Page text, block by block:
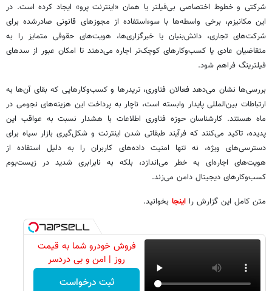
شرکتی و خطوط اختصاصی بی‌فیلتر یا همان «اینترنت پرو» ایجاد کرده است. در
این مکانیزم، برخی واسطه‌ها با سوءاستفاده از مجوزهای قانونی صادرشده برای
شرکت‌های تجاری، دانش‌بنیان یا خبرگزاری‌ها، هویت‌های حقوقی متمایز را به
متقاضیان عادی یا کسب‌وکارهای کوچک‌تر اجاره می‌دهند تا امکان عبور از سدهای
فیلترینگ فراهم شود.
بررسی‌ها نشان می‌دهد فعالان فناوری، تریدرها و کسب‌وکارهایی که بقای آن‌ها به
ارتباطات بین‌المللی پایدار وابسته است، ناچار به پرداخت این هزینه‌های نجومی در
ماه هستند. کارشناسان حوزه فناوری اطلاعات با هشدار نسبت به عواقب این
پدیده، تاکید می‌کنند که فرآیند طبقاتی شدن اینترنت و شکل‌گیری بازار سیاه برای
دسترسی‌های ویژه، نه تنها امنیت داده‌های کاربران را به دلیل استفاده از
هویت‌های اجاره‌ای به خطر می‌اندازد، بلکه به نابرابری شدید در زیست‌بوم
کسب‌وکارهای دیجیتال دامن می‌زند.
متن کامل این گزارش را اینجا بخوانید.
فروش خودرو شما به قیمت
روز | امن و بی دردسر
ثبت درخواست